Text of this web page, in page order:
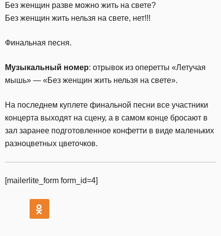
Без женщин разве можно жить на свете?
Без женщин жить нельзя на свете, нет!!!
Финальная песня.
Музыкальный номер: отрывок из оперетты «Летучая
мышь» — «Без женщин жить нельзя на свете».
На последнем куплете финальной песни все участники
концерта выходят на сцену, а в самом конце бросают в
зал заранее подготовленное конфетти в виде маленьких
разноцветных цветочков.
[mailerlite_form form_id=4]